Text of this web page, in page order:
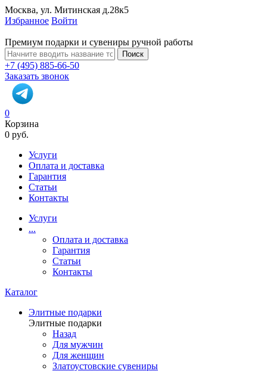
Москва, ул. Митинская д.28к5
Избранное Войти
Премиум подарки и сувениры ручной работы
Поиск
+7 (495) 885-66-50
Заказать звонок
0
Корзина
0 руб.
Услуги
Оплата и доставка
Гарантия
Статьи
Контакты
Услуги
...
Оплата и доставка
Гарантия
Статьи
Контакты
Каталог
Элитные подарки
Элитные подарки
Назад
Для мужчин
Для женщин
Златоустовские сувениры